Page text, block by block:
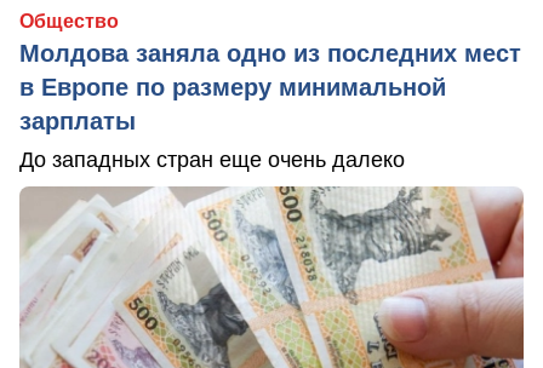
Общество
Молдова заняла одно из последних мест
в Европе по размеру минимальной
зарплаты
До западных стран еще очень далеко